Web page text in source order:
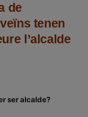
de
tenen
l’alcalde
ser alcalde?